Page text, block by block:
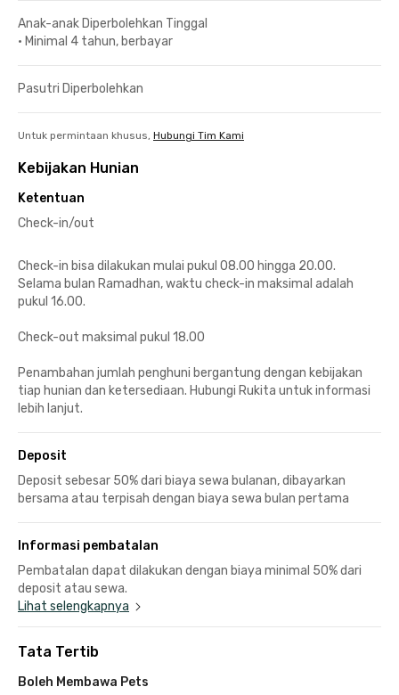
Anak-anak Diperbolehkan Tinggal
• Minimal 4 tahun, berbayar
Pasutri Diperbolehkan
Untuk permintaan khusus, Hubungi Tim Kami
Kebijakan Hunian
Ketentuan
Check-in/out
Check-in bisa dilakukan mulai pukul 08.00 hingga 20.00.
Selama bulan Ramadhan, waktu check-in maksimal adalah
pukul 16.00.
Check-out maksimal pukul 18.00
Penambahan jumlah penghuni bergantung dengan kebijakan
tiap hunian dan ketersediaan. Hubungi Rukita untuk informasi
lebih lanjut.
Deposit
Deposit sebesar 50% dari biaya sewa bulanan, dibayarkan
bersama atau terpisah dengan biaya sewa bulan pertama
Informasi pembatalan
Pembatalan dapat dilakukan dengan biaya minimal 50% dari
deposit atau sewa.
Lihat selengkapnya
Tata Tertib
Boleh Membawa Pets